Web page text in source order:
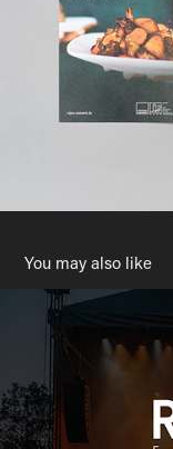
You may also like